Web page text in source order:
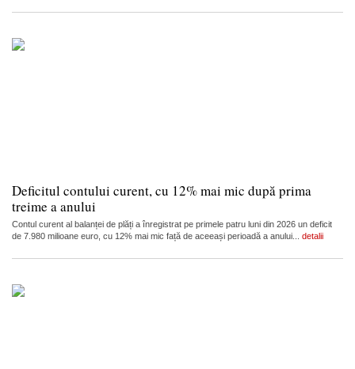
Deficitul contului curent, cu 12% mai mic după prima
treime a anului
Contul curent al balanței de plăți a înregistrat pe primele patru luni din 2026 un deficit
de 7.980 milioane euro, cu 12% mai mic față de aceeași perioadă a anului... detalii